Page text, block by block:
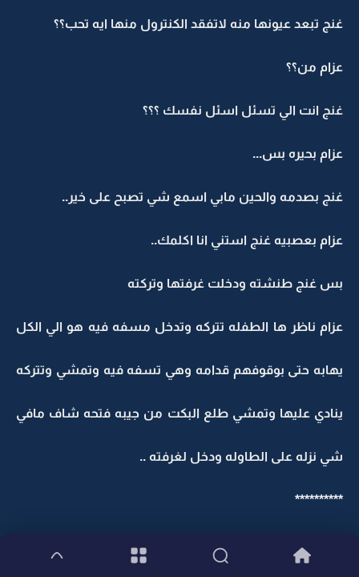
غنج تبعد عيونها منه لاتفقد الكنترول منها ايه تحب؟؟
عزام من؟؟
غنج انت الي تسئل اسئل نفسك ؟؟؟
عزام بحيره بس...
غنج بصدمه والحين مابي اسمع شي تصبح على خير..
عزام بعصبيه غنج استني انا اكلمك..
بس غنج طنشته ودخلت غرفتها وتركته
عزام ناظر ها الطفله تتركه وتدخل مسفه فيه هو الي الكل
يهابه حتى بوقوفهم قدامه وهي تسفه فيه وتمشي وتتركه
ينادي عليها وتمشي طلع البكت من جيبه فتحه شاف مافي
شي نزله على الطاوله ودخل لغرفته ..
**********